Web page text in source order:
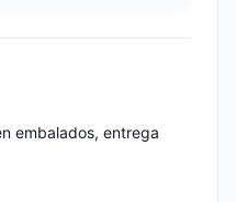
embalados, entrega